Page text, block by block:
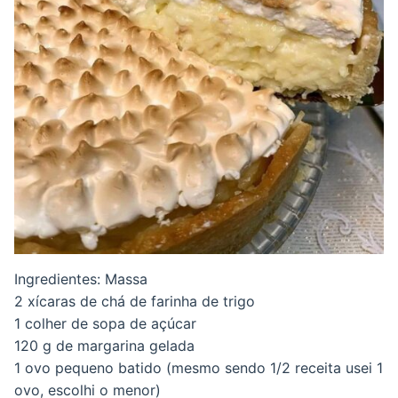
Ingredientes: Massa
2 xícaras de chá de farinha de trigo
1 colher de sopa de açúcar
120 g de margarina gelada
1 ovo pequeno batido (mesmo sendo 1/2 receita usei 1
ovo, escolhi o menor)